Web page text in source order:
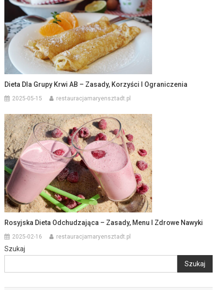
Dieta Dla Grupy Krwi AB – Zasady, Korzyści I Ograniczenia
2025-05-15 restauracjamaryensztadt.pl
Rosyjska Dieta Odchudzająca – Zasady, Menu I Zdrowe Nawyki
2025-02-16 restauracjamaryensztadt.pl
Szukaj
Szukaj